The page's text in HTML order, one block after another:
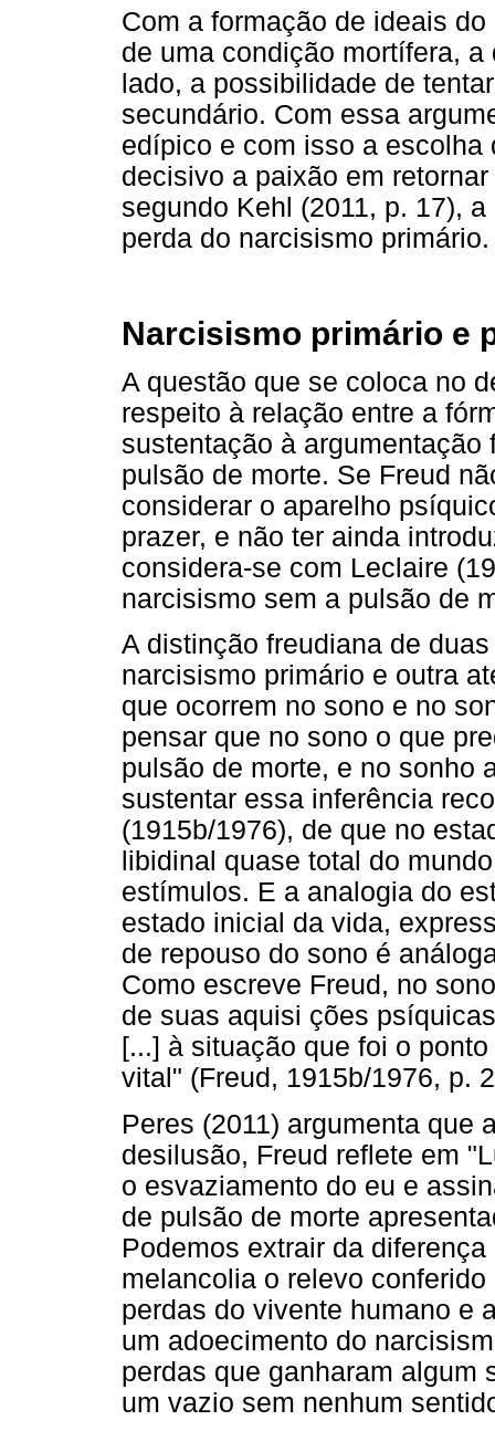
Com a formação de ideais
de uma condição mortífera,
lado, a possibilidade de
secundário. Com essa
edípico e com isso a escolha
decisivo a paixão em
segundo Kehl (2011, p. 17),
perda do narcisismo primário.
Narcisismo primário e
A questão que se coloca no
respeito à relação entre a
sustentação à
pulsão de morte. Se Freud
considerar o aparelho
prazer, e não ter ainda
considera-se com Leclaire
narcisismo sem a pulsão de
A distinção freudiana de
narcisismo primário e outra
que ocorrem no sono e no
pensar que no sono o que
pulsão de morte, e no sonho
sustentar essa inferência
(1915b/1976), de que no
libidinal quase total do
estímulos. E a analogia do
estado inicial da vida,
de repouso do sono é
Como escreve Freud, no
de suas aquisi ções
[...] à situação que foi o
vital" (Freud, 1915b/1976, p.
Peres (2011) argumenta que
desilusão, Freud reflete em
o esvaziamento do eu e
de pulsão de morte
Podemos extrair da
melancolia o relevo
perdas do vivente humano e
um adoecimento do
perdas que ganharam algum
um vazio sem nenhum